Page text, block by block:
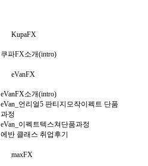
KupaFX
쿠파FX소개(intro)
eVanFX
eVanFX소개(intro)
eVan_언리얼5 판티지모작이펙트 단품
과정
eVan_이펙트텍스쳐단품과정
에반 클래스 취업후기
maxFX